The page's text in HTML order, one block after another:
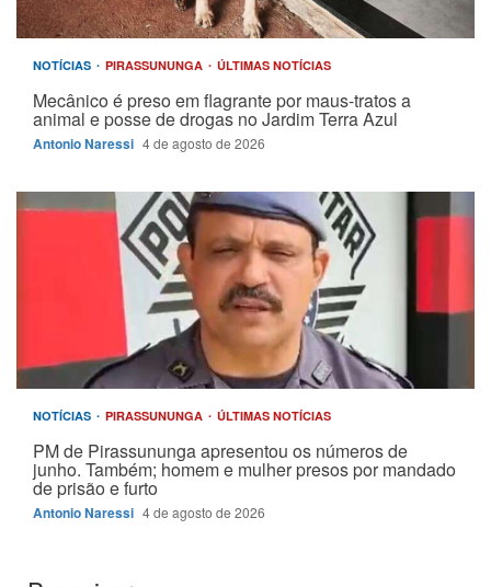
NOTÍCIAS PIRASSUNUNGA ÚLTIMAS NOTÍCIAS
Mecânico é preso em flagrante por maus-tratos a
animal e posse de drogas no Jardim Terra Azul
Antonio Naressi 4 de agosto de 2026
NOTÍCIAS PIRASSUNUNGA ÚLTIMAS NOTÍCIAS
PM de Pirassununga apresentou os números de
junho. Também; homem e mulher presos por mandado
de prisão e furto
Antonio Naressi 4 de agosto de 2026